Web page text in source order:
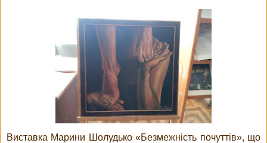
Виставка Марини Шолудько «Безмежність почуттів», що